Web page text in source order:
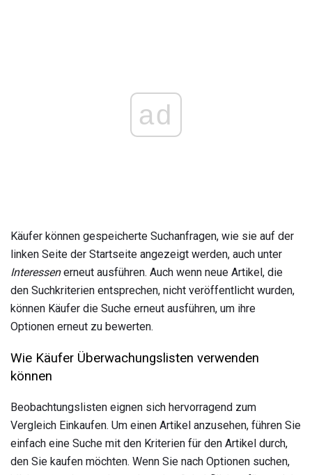
ad
Käufer können gespeicherte Suchanfragen, wie sie auf der
linken Seite der Startseite angezeigt werden, auch unter
Interessenerneut ausführen. Auch wenn neue Artikel, die
den Suchkriterien entsprechen, nicht veröffentlicht wurden,
können Käufer die Suche erneut ausführen, um ihre
Optionen erneut zu bewerten.
Wie Käufer Überwachungslisten verwenden
können
Beobachtungslisten eignen sich hervorragend zum
Vergleich Einkaufen. Um einen Artikel anzusehen, führen Sie
einfach eine Suche mit den Kriterien für den Artikel durch,
den Sie kaufen möchten. Wenn Sie nach Optionen suchen,